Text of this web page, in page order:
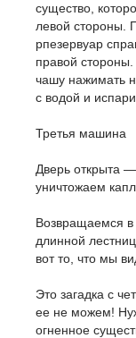
существо,
левой стороны.
рпезервуар
правой
чашу нажимать
с водой и
Третья машина
Дверь открыта
уничтожаем
Возвращаемся
длинной
вот то, что мы
Это загадка с
ее не можем!
огненное